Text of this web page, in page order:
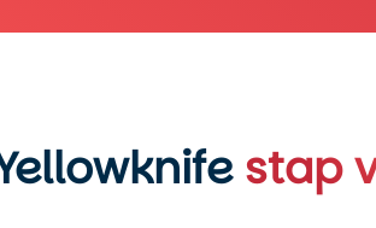
stap